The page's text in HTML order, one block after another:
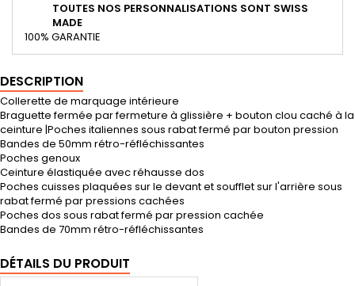
TOUTES NOS PERSONNALISATIONS SONT SWISS
MADE
100% GARANTIE
DESCRIPTION
Collerette de marquage intérieure
Braguette fermée par fermeture à glissière + bouton clou caché à la
ceinture |Poches italiennes sous rabat fermé par bouton pression
Bandes de 50mm rétro-réfléchissantes
Poches genoux
Ceinture élastiquée avec réhausse dos
Poches cuisses plaquées sur le devant et soufflet sur l'arrière sous
rabat fermé par pressions cachées
Poches dos sous rabat fermé par pression cachée
Bandes de 70mm rétro-réfléchissantes
DÉTAILS DU PRODUIT